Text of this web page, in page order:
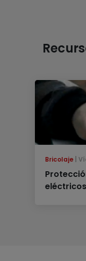
Bricolaje
eléctricos